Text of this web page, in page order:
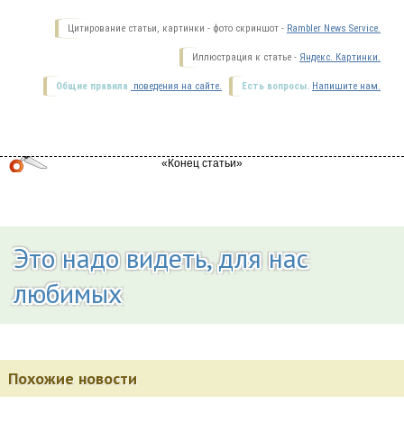
Цитирование статьи, картинки - фото скриншот - Rambler News Service.
Иллюстрация к статье - Яндекс. Картинки.
Есть вопросы. Напишите нам.
Общие правила поведения на сайте.
Это надо видеть, для нас
любимых
Похожие новости